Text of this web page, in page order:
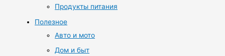
Продукты питания
Полезное
Авто и мото
Дом и быт